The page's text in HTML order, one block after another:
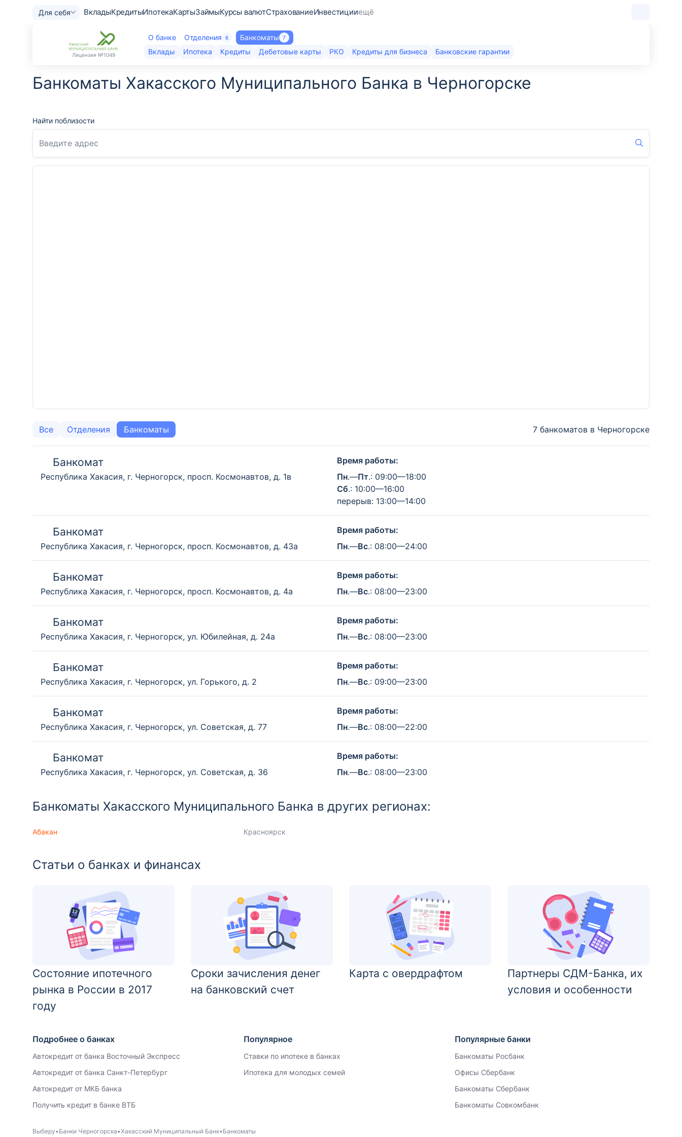
Для себя ВкладыКредитыИпотекаКартыЗаймыКурсы валютСтрахованиеИнвестицииещё
Лицензия №1049
О банке Отделения 6 Банкоматы 7
Вклады Ипотека Кредиты Дебетовые карты РКО Кредиты для бизнеса Банковские гарантии
Банкоматы Хакасского Муниципального Банка в Черногорске
Найти поблизости
Все Отделения Банкоматы 7 банкоматов в Черногорске
Банкомат
Республика Хакасия, г. Черногорск, просп. Космонавтов, д. 1в
Время работы:
Пн.—Пт.: 09:00—18:00
Сб.: 10:00—16:00
перерыв: 13:00—14:00
Банкомат
Республика Хакасия, г. Черногорск, просп. Космонавтов, д. 43а
Время работы:
Пн.—Вс.: 08:00—24:00
Банкомат
Республика Хакасия, г. Черногорск, просп. Космонавтов, д. 4а
Время работы:
Пн.—Вс.: 08:00—23:00
Банкомат
Республика Хакасия, г. Черногорск, ул. Юбилейная, д. 24а
Время работы:
Пн.—Вс.: 08:00—23:00
Банкомат
Республика Хакасия, г. Черногорск, ул. Горького, д. 2
Время работы:
Пн.—Вс.: 09:00—23:00
Банкомат
Республика Хакасия, г. Черногорск, ул. Советская, д. 77
Время работы:
Пн.—Вс.: 08:00—22:00
Банкомат
Республика Хакасия, г. Черногорск, ул. Советская, д. 36
Время работы:
Пн.—Вс.: 08:00—23:00
Банкоматы Хакасского Муниципального Банка в других регионах:
Абакан Красноярск
Статьи о банках и финансах
Состояние ипотечного
рынка в России в 2017
году
Сроки зачисления денег
на банковский счет
Карта с овердрафтом
Партнеры СДМ-Банка, их
условия и особенности
Подробнее о банках
Автокредит от банка Восточный Экспресс
Автокредит от банка Санкт-Петербург
Автокредит от МКБ банка
Получить кредит в банке ВТБ
Популярное
Ставки по ипотеке в банках
Ипотека для молодых семей
Популярные банки
Банкоматы Росбанк
Офисы Сбербанк
Банкоматы Сбербанк
Банкоматы Совкомбанк
Выберу Банки Черногорска Хакасский Муниципальный Банк Банкоматы